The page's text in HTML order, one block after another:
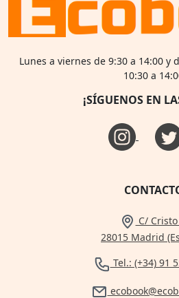
Lunes a viernes de 9:30 a 14:00 y
10:30 a
¡SÍGUENOS EN
C/
28015 Madrid
Tel.: (+34) 91